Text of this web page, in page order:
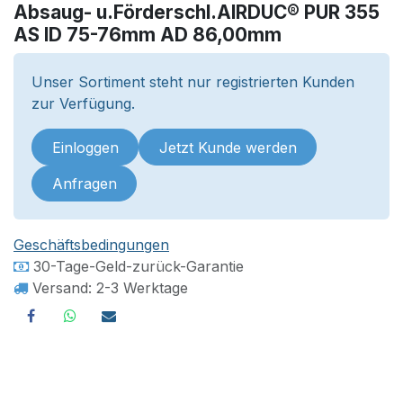
Absaug- u.Förderschl.AIRDUC® PUR 355
AS ID 75-76mm AD 86,00mm
Unser Sortiment steht nur registrierten Kunden
zur Verfügung.
Einloggen Jetzt Kunde werden
Anfragen
Geschäftsbedingungen
30-Tage-Geld-zurück-Garantie
Versand: 2-3 Werktage